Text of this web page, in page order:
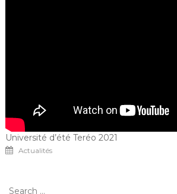
Université d’été Teréo 2021
Actualités
Search